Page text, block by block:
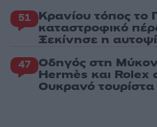
51 Κρανίου τόπος το
καταστροφικό
Ξεκίνησε η
47 Οδηγός στη
Hermès και
Ουκρανό τουρίστα